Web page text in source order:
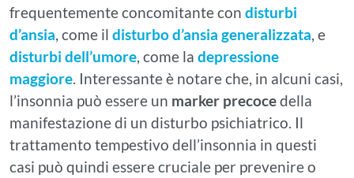
frequentemente concomitante con disturbi
d’ansia, come il disturbo d’ansia generalizzata, e
disturbi dell’umore, come la depressione
maggiore. Interessante è notare che, in alcuni casi,
l’insonnia può essere un marker precocedella
manifestazione di un disturbo psichiatrico. Il
trattamento tempestivo dell’insonnia in questi
casi può quindi essere cruciale per prevenire o